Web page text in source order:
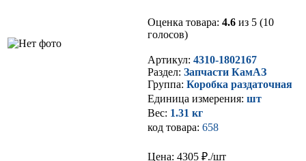
Оценка товара: 4.6 из 5 (10
голосов)
Артикул: 4310-1802167
Раздел: Запчасти КамАЗ
Группа: Коробка раздаточная
Единица измерения: шт
Вес: 1.31 кг
код товара: 658
Цена: 4305 ₽./шт